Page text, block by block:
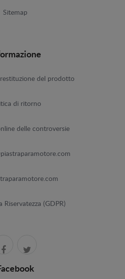
Sitemap
del prodotto
di ritorno
delle controversie
Riservatezza (GDPR)